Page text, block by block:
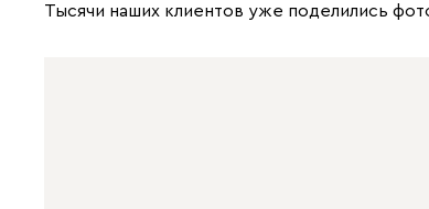
Тысячи наших клиентов уже поделились